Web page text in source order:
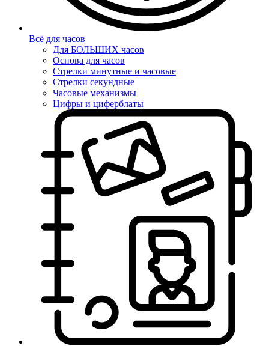
Всё для часов
Для БОЛЬШИХ часов
Основа для часов
Стрелки минутные и часовые
Стрелки секундные
Часовые механизмы
Цифры и циферблаты